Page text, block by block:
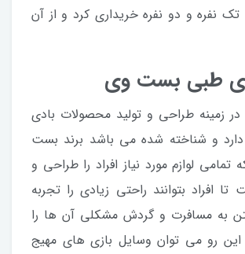
نفره و دو نفره خریداری کرد و از آن
طبی بست وی
در زمینه طراحی و تولید محصولات بادی
و شناخته شده می باشد برند بست
لوازم مورد نیاز افراد را طراحی و
تا افراد بتوانند راحتی زیادی را تجربه
به مسافرت و گردش مشکلی آن ها را
این رو می توان وسایل بازی های مهیج